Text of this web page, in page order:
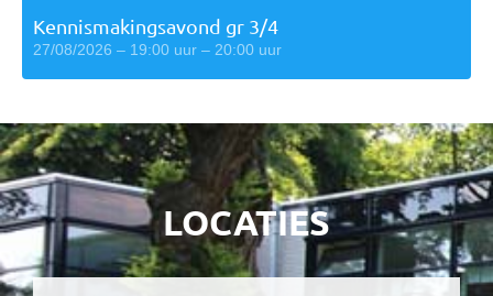
Kennismakingsavond gr 3/4
27/08/2026 – 19:00 uur – 20:00 uur
LOCATIES